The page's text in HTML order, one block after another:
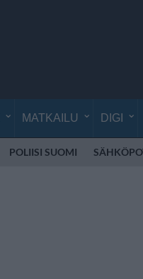
MATKAILU DIGI
POLIISI SUOMI